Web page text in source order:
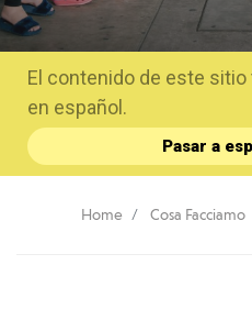
El contenido de este
en español.
Pasar a
Home Cosa Facciamo